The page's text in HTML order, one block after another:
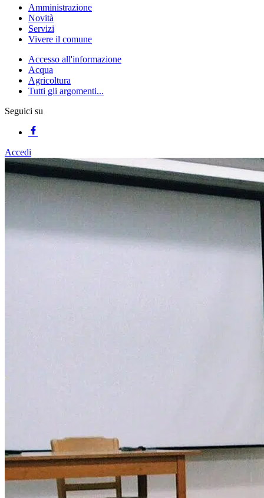
Amministrazione
Novità
Servizi
Vivere il comune
Accesso all'informazione
Acqua
Agricoltura
Tutti gli argomenti...
Seguici su
Accedi